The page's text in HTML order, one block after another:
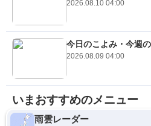
2026.08.10 04:00
今日のこよみ・今週
2026.08.09 04:00
いまおすすめのメニュー
雨雲レーダー